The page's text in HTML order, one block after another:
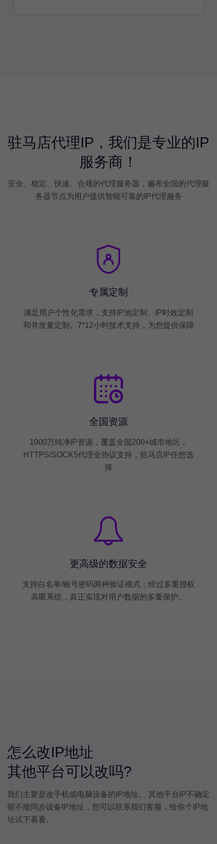
驻马店代理IP，我们是专业的IP
服务商！
安全、稳定、快速、合规的代理服务器，遍布全国的代理服
务器节点为用户提供智能可靠的IP代理服务
专属定制
满足用户个性化需求，支持IP池定制、IP时效定制
和并发量定制。7*12小时技术支持，为您提供保障
全国资源
1000万纯净IP资源，覆盖全国200+城市地区，
HTTPS/SOCK5代理全协议支持，驻马店IP任您选
择
更高级的数据安全
支持白名单/账号密码两种验证模式；经过多重授权
高匿系统，真正实现对用户数据的多重保护。
怎么改IP地址
其他平台可以改吗?
我们主要是改手机或电脑设备的IP地址。 其他平台IP不确定
能不能同步设备IP地址，您可以联系我们客服，给你个IP地
址试下看看。